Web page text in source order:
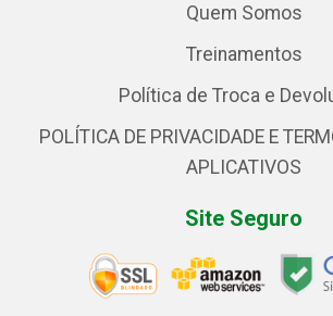
Quem Somos
Treinamentos
Política de Troca e
POLÍTICA DE PRIVACIDADE E
APLICATIVOS
Site Seguro